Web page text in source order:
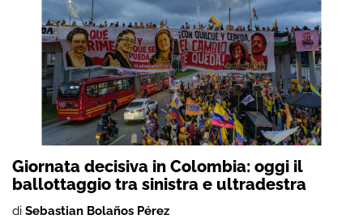
Giornata decisiva in Colombia: oggi il
ballottaggio tra sinistra e ultradestra
di Sebastian Bolaños Pérez